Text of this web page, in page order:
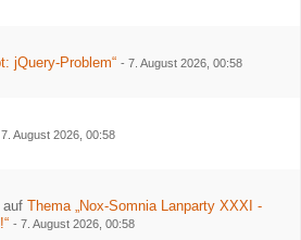
jQuery-Problem“ - 7. August 2026, 00:58
7. August 2026, 00:58
auf Thema „Nox-Somnia Lanparty XXXI -
- 7. August 2026, 00:58